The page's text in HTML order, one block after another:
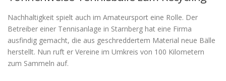
Nachhaltigkeit spielt auch im Amateursport eine Rolle. Der
Betreiber einer Tennisanlage in Starnberg hat eine Firma
ausfindig gemacht, die aus geschreddertem Material neue Bälle
herstellt. Nun ruft er Vereine im Umkreis von 100 Kilometern
zum Sammeln auf.